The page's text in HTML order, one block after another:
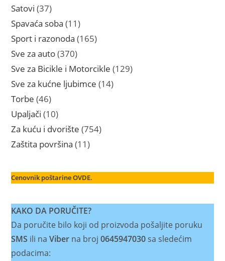
Satovi 3737
proizvoda
Spavaća soba 1111
proizvoda
Sport i razonoda 165165
Sve za auto 370370
proizvoda
Sve za Bicikle i Motorcikle 129129
Sve za kućne ljubimce 1414
Torbe 4646
proizvoda
Upaljači 1010
proizvoda
Za kuću i dvorište 754754
Zaštita površina 1111
Cenovnik poštarine OVDE.
KAKO DA PORUČITE?
Da poručite bilo koji od proizvoda pošaljite poruku
SMS ili naViber na broj0645947030sa sledećim
podacima: